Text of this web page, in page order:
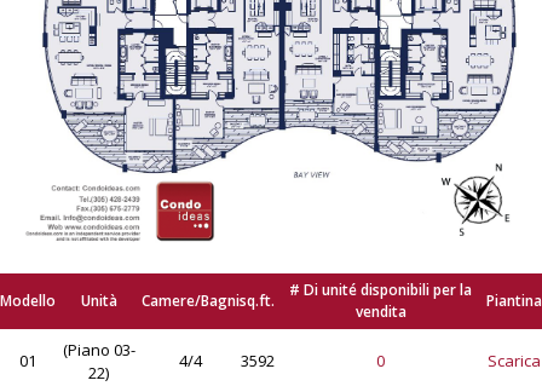
Modello Unità Camere/Bagnisq.ft.
# Di unité disponibili per la
vendita
Piantina
01
(Piano 03-
22)
4/4 3592 0 Scarica